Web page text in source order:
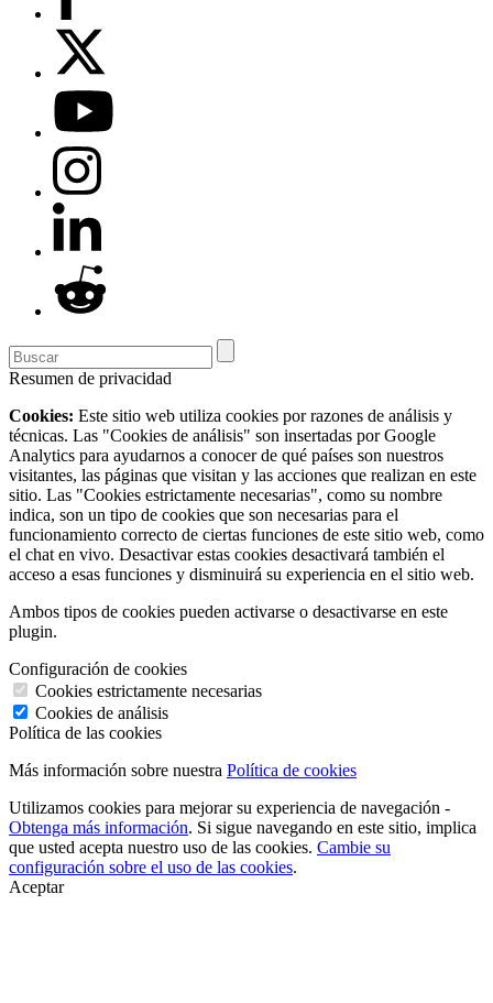
Resumen de privacidad
Cookies: Este sitio web utiliza cookies por razones de análisis y
técnicas. Las "Cookies de análisis" son insertadas por Google
Analytics para ayudarnos a conocer de qué países son nuestros
visitantes, las páginas que visitan y las acciones que realizan en este
sitio. Las "Cookies estrictamente necesarias", como su nombre
indica, son un tipo de cookies que son necesarias para el
funcionamiento correcto de ciertas funciones de este sitio web, como
el chat en vivo. Desactivar estas cookies desactivará también el
acceso a esas funciones y disminuirá su experiencia en el sitio web.
Ambos tipos de cookies pueden activarse o desactivarse en este
plugin.
Configuración de cookies
Cookies estrictamente necesarias
Cookies de análisis
Política de las cookies
Más información sobre nuestra Política de cookies
Utilizamos cookies para mejorar su experiencia de navegación -
Obtenga más información. Si sigue navegando en este sitio, implica
que usted acepta nuestro uso de las cookies. Cambie su
configuración sobre el uso de las cookies.
Aceptar